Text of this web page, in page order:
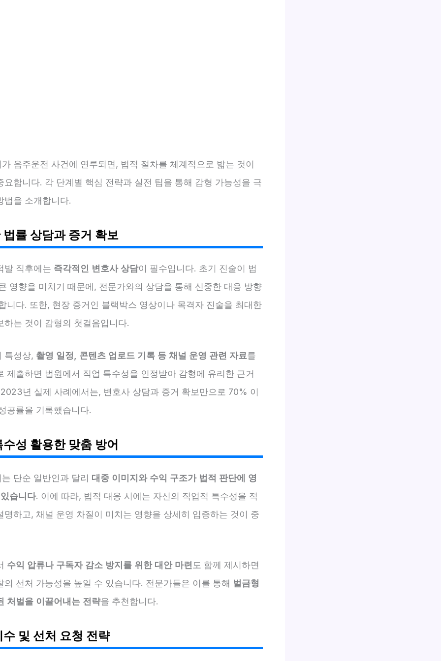
음주운전 사건에 연루되면, 법적 절차를 체계적으로 밟는 것이
요합니다. 각 단계별 핵심 전략과 실전 팁을 통해 감형 가능성을 극
법을 소개합니다.
법률 상담과 증거 확보
발 직후에는 즉각적인 변호사 상담이 필수입니다. 초기 진술이 법
영향을 미치기 때문에, 전문가와의 상담을 통해 신중한 대응 방향
니다. 또한, 현장 증거인 블랙박스 영상이나 목격자 진술을 최대한
하는 것이 감형의 첫걸음입니다.
특성상, 촬영 일정, 콘텐츠 업로드 기록 등 채널 운영 관련 자료를
제출하면 법원에서 직업 특수성을 인정받아 감형에 유리한 근거
년 실제 사례에서는, 변호사 상담과 증거 확보만으로 70% 이
공률을 기록했습니다.
성 활용한 맞춤 방어
단순 일반인과 달리 대중 이미지와 수익 구조가 법적 판단에 영
습니다. 이에 따라, 법적 대응 시에는 자신의 직업적 특수성을 적
명하고, 채널 운영 차질이 미치는 영향을 상세히 입증하는 것이 중
수익 압류나 구독자 감소 방지를 위한 대안 마련 도 함께 제시하면
의 선처 가능성을 높일 수 있습니다. 전문가들은 이를 통해 벌금형
처벌을 이끌어내는 전략을 추천합니다.
수 및 선처 요청 전략